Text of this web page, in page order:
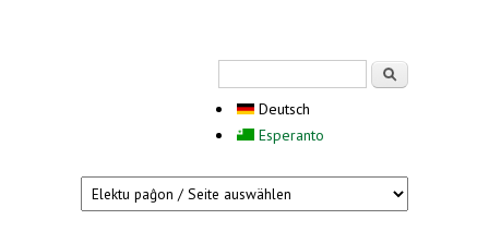
Deutsch
Esperanto